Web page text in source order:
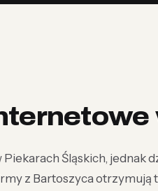
Piekarach Śląskich, jednak
z Bartoszyca otrzymują